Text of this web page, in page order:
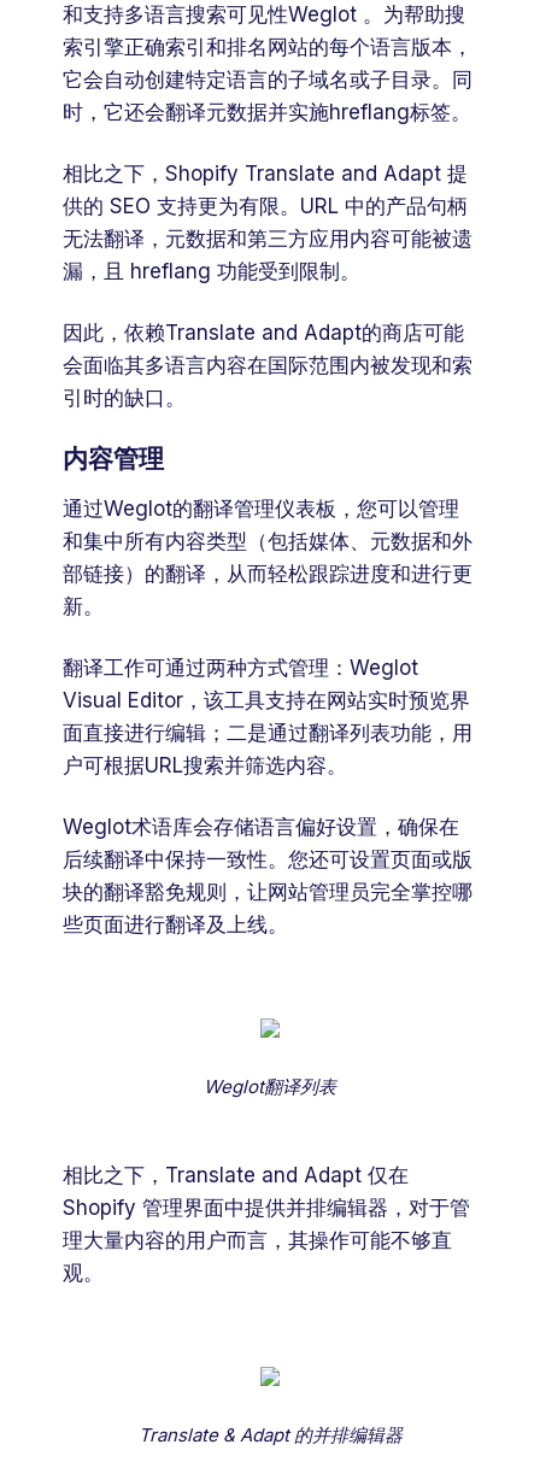
和支持多语言搜索可见性Weglot 。为帮助搜
索引擎正确索引和排名网站的每个语言版本，
它会自动创建特定语言的子域名或子目录。同
时，它还会翻译元数据并实施hreflang标签。
相比之下，Shopify Translate and Adapt 提
供的 SEO 支持更为有限。URL 中的产品句柄
无法翻译，元数据和第三方应用内容可能被遗
漏，且 hreflang 功能受到限制。
因此，依赖Translate and Adapt的商店可能
会面临其多语言内容在国际范围内被发现和索
引时的缺口。
内容管理
通过Weglot的翻译管理仪表板，您可以管理
和集中所有内容类型（包括媒体、元数据和外
部链接）的翻译，从而轻松跟踪进度和进行更
新。
翻译工作可通过两种方式管理：Weglot
Visual Editor，该工具支持在网站实时预览界
面直接进行编辑；二是通过翻译列表功能，用
户可根据URL搜索并筛选内容。
Weglot术语库会存储语言偏好设置，确保在
后续翻译中保持一致性。您还可设置页面或版
块的翻译豁免规则，让网站管理员完全掌控哪
些页面进行翻译及上线。
Weglot翻译列表
相比之下，Translate and Adapt 仅在
Shopify 管理界面中提供并排编辑器，对于管
理大量内容的用户而言，其操作可能不够直
观。
Translate & Adapt 的并排编辑器